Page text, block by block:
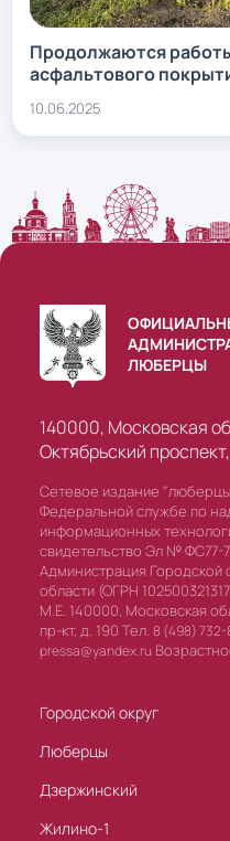
Продолжаются
асфальтового
10.06.2025
ЛЮБЕРЦЫ
140000, Московская
Октябрьский
Сетевое издание
Федеральной службе по
информационных
свидетельство Эл № ФС77-
Администрация
области (ОГРН
М.Е. 140000, Московская
пр-кт, д. 190 Тел. 8 (498) 732-
pressa@yandex.ru
Городской округ
Люберцы
Дзержинский
Жилино-1